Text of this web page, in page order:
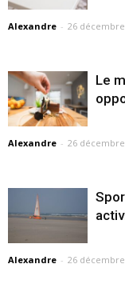
Alexandre - 26
Le
Alexandre - 26
Alexandre - 26